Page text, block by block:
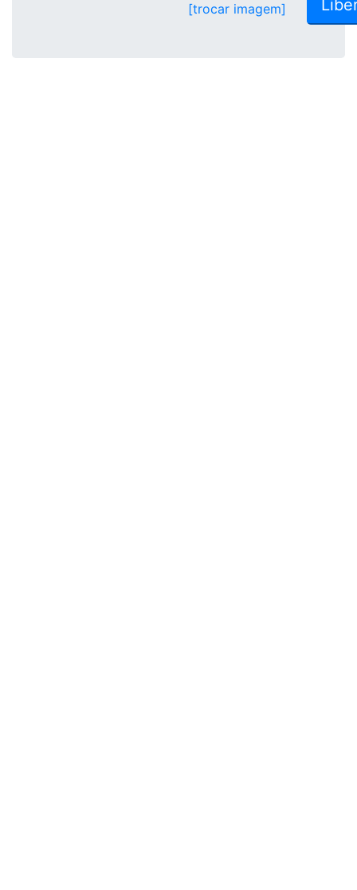
[trocar imagem]